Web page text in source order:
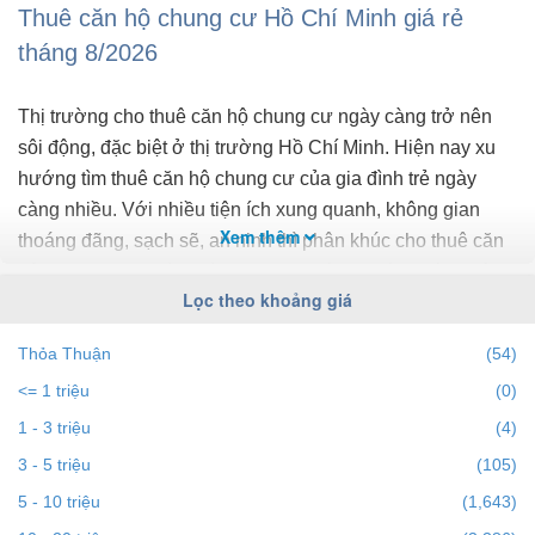
Thuê căn hộ chung cư Hồ Chí Minh giá rẻ
tháng 8/2026
Thị trường cho thuê căn hộ chung cư ngày càng trở nên
sôi động, đặc biệt ở thị trường Hồ Chí Minh. Hiện nay xu
hướng tìm thuê căn hộ chung cư của gia đình trẻ ngày
càng nhiều. Với nhiều tiện ích xung quanh, không gian
thoáng đãng, sạch sẽ, an ninh thì phân khúc cho thuê căn
nhà riêng. Ở phân khúc cao cấp thường dành cho người
mini hướng đến nhân viên văn phòng, hộ gia đình trẻ có
con nhỏ.
Những điểm quan trọng cần lưu ý khi thuê căn hộ
Xem thêm
Lọc theo khoảng giá
Thỏa Thuận
(54)
<= 1 triệu
(0)
1 - 3 triệu
(4)
3 - 5 triệu
(105)
5 - 10 triệu
(1,643)